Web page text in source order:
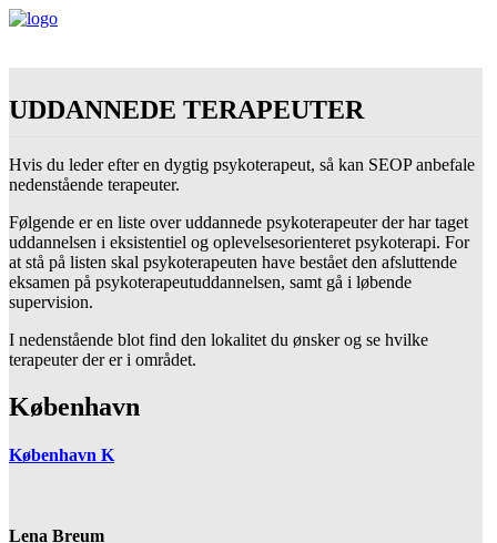
UDDANNEDE TERAPEUTER
Hvis du leder efter en dygtig psykoterapeut, så kan SEOP anbefale
nedenstående terapeuter.
Følgende er en liste over uddannede psykoterapeuter der har taget
uddannelsen i eksistentiel og oplevelsesorienteret psykoterapi. For
at stå på listen skal psykoterapeuten have bestået den afsluttende
eksamen på psykoterapeutuddannelsen, samt gå i løbende
supervision.
I nedenstående blot find den lokalitet du ønsker og se hvilke
terapeuter der er i området.
København
København K
Lena Breum